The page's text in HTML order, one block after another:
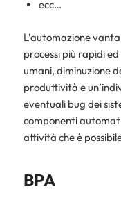
ecc…
L’automazione
processi più rapidi
umani, diminuzione
produttività e
eventuali bug dei
componenti
attività che è
BPA